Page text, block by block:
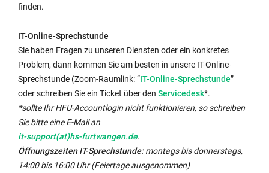
gleichen
Fenster:
finden.
IT-Online-Sprechstunde
Sie haben Fragen zu unseren Diensten oder ein konkretes
Problem, dann kommen Sie am besten in unsere IT-Online-
Sprechstunde (Zoom-Raumlink: “Externer
Link
wird
Fenster
geöffnet:
IT-Online-Sprechstunde”
oder schreiben Sie ein Ticket über den Externer
Link
neuem
Fenster
Servicedesk*.
*sollte Ihr HFU-Accountlogin nicht funktionieren, so schreiben
Sie bitte eine E-Mail an
it-support(at)hs-furtwangen.de.
Öffnungszeiten IT-Sprechstunde:montags bis donnerstags,
14:00 bis 16:00 Uhr (Feiertage ausgenommen)